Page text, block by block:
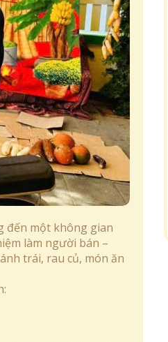
đến một không gian
làm người bán –
trái, rau củ, món ăn